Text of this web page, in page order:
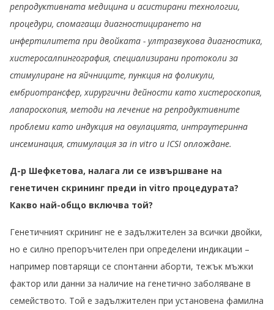
репродуктивната медицина и асистирани технологии,
процедури, спомагащи диагностицирането на
инфертилитета при двойката - ултразвукова диагностика,
хистеросалпингография, специализирани протоколи за
стимулиране на яйчниците, пункция на фоликули,
ембриотрансфер, хирургични дейности като хистероскопия,
лапароскопия, методи на лечение на репродуктивните
проблеми като индукция на овулацията, интраутеринна
инсеминация, стимулация за in vitro и ICSI оплождане.
Д-р Шефкетова, налага ли се извършване на
генетичен скрининг преди in vitro процедурата?
Какво най-общо включва той?
Генетичният скрининг не е задължителен за всички двойки,
но е силно препоръчителен при определени индикации –
например повтарящи се спонтанни аборти, тежък мъжки
фактор или данни за наличие на генетично заболяване в
семейството. Той е задължителен при установена фамилна